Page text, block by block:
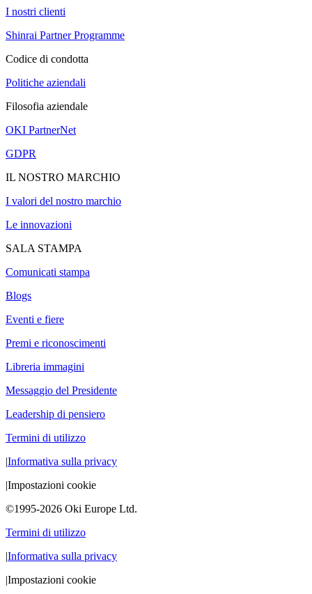
I nostri clienti
Shinrai Partner Programme
Codice di condotta
Politiche aziendali
Filosofia aziendale
OKI PartnerNet
GDPR
IL NOSTRO MARCHIO
I valori del nostro marchio
Le innovazioni
SALA STAMPA
Comunicati stampa
Blogs
Eventi e fiere
Premi e riconoscimenti
Libreria immagini
Messaggio del Presidente
Leadership di pensiero
Termini di utilizzo
|Informativa sulla privacy
|Impostazioni cookie
©1995-2026 Oki Europe Ltd.
Termini di utilizzo
|Informativa sulla privacy
|Impostazioni cookie